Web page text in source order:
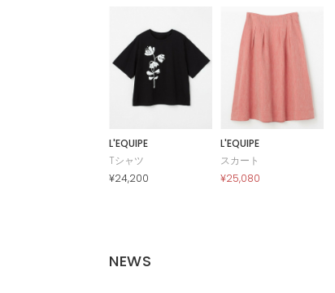
L'EQUIPE
Tシャツ
¥24,200
L'EQUIPE
スカート
¥25,080
NEWS